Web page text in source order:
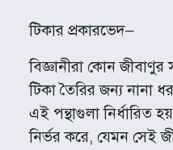
টিকার প্রকারভেদ–
বিজ্ঞানীরা কোন জীবাণুর
টিকা তৈরির জন্য নানা
এই পন্থাগুলা নির্ধারিত
নির্ভর করে, যেমন সেই